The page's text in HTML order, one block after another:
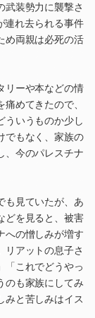
武装勢力に襲撃さ
連れ去られる事件
め両親は必死の活
リーや本などの情
めてきたので、
ういうものか少し
でもなく、家族の
、今のパレスチナ
も見ていたが、あ
どを見ると、被害
への憎しみが増す
リアットの息子さ
「これでどうやっ
のも家族にしてみ
みと苦しみはイス